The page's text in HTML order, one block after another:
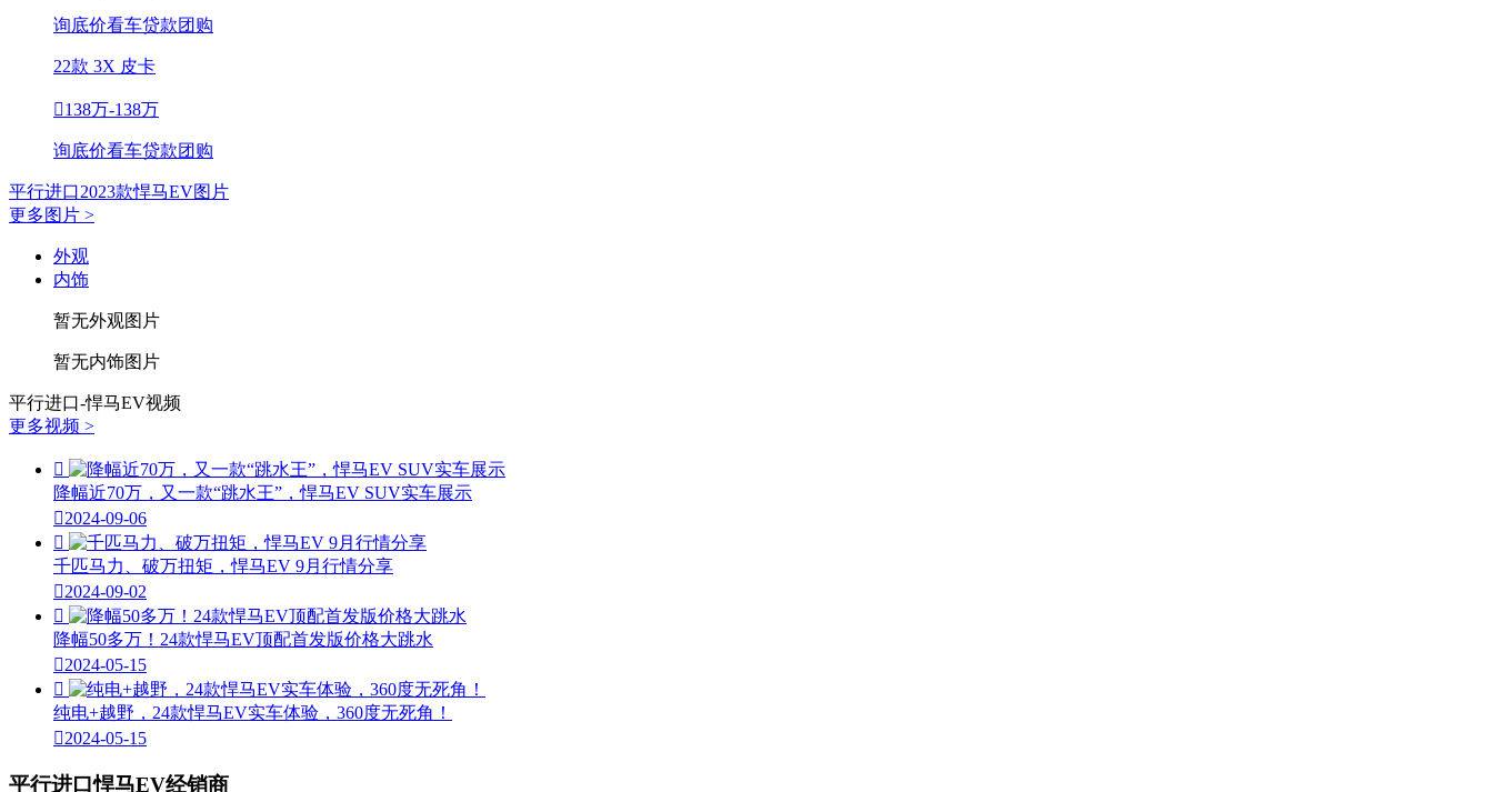
询底价看车贷款团购
22款 3X 皮卡
138万-138万
询底价看车贷款团购
平行进口2023款悍马EV图片
更多图片 >
外观
内饰
暂无外观图片
暂无内饰图片
平行进口-悍马EV视频
更多视频 >

降幅近70万，又一款“跳水王”，悍马EV SUV实车展示
2024-09-06

千匹马力、破万扭矩，悍马EV 9月行情分享
2024-09-02

降幅50多万！24款悍马EV顶配首发版价格大跳水
2024-05-15

纯电+越野，24款悍马EV实车体验，360度无死角！
2024-05-15
平行进口悍马EV经销商